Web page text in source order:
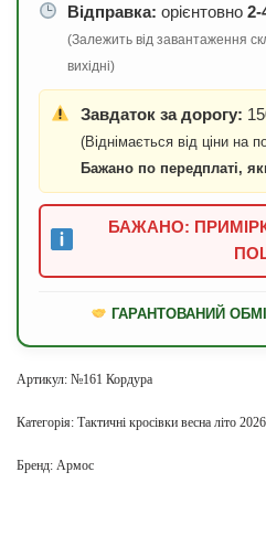
Відправка: орієнтовно2-
(Залежить від завантаження
вихідні)
Завдаток за дорогу:
(Віднімається від ціни на
Бажано по передплаті,
БАЖАНО:
ГАРАНТОВАНИЙ
Артикул: №161 Кордура
Категорія: Тактичні кросівки весна літо 2026
Бренд: Армос